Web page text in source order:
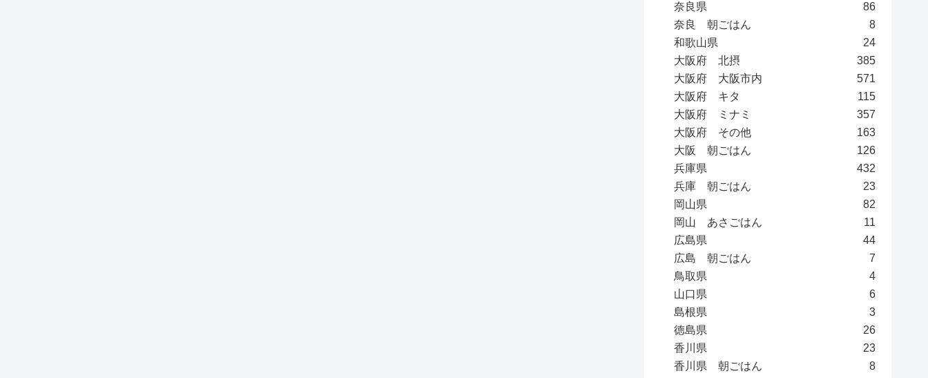
奈良県
86
奈良 朝ごはん
8
和歌山県
24
大阪府 北摂
385
大阪府 大阪市内
571
大阪府 キタ
115
大阪府 ミナミ
357
大阪府 その他
163
大阪 朝ごはん
126
兵庫県
432
兵庫 朝ごはん
23
岡山県
82
岡山 あさごはん
11
広島県
44
広島 朝ごはん
7
鳥取県
4
山口県
6
島根県
3
徳島県
26
香川県
23
香川県 朝ごはん
8